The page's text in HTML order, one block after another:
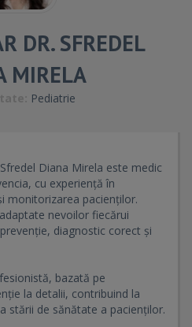
DR. SFREDEL
MIRELA
Pediatrie
Diana Mirela este medic
cu experiență în
monitorizarea pacienților.
nevoilor fiecărui
diagnostic corect și
bazată pe
la detalii, contribuind la
stării de sănătate a pacienților.